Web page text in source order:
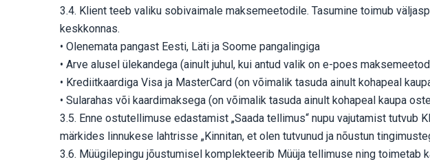
3.4. Klient teeb valiku sobivaimale maksemeetodile. Tasumine toimub
keskkonnas.
• Olenemata pangast Eesti, Läti ja Soome pangalingiga
• Arve alusel ülekandega (ainult juhul, kui antud valik on e-poes
• Krediitkaardiga Visa ja MasterCard (on võimalik tasuda ainult kohapeal
• Sularahas või kaardimaksega (on võimalik tasuda ainult kohapeal kaupa
3.5. Enne ostutellimuse edastamist „Saada tellimus“ nupu vajutamist
märkides linnukese lahtrisse „Kinnitan, et olen tutvunud ja nõustun
3.6. Müügilepingu jõustumisel komplekteerib Müüja tellimuse ning